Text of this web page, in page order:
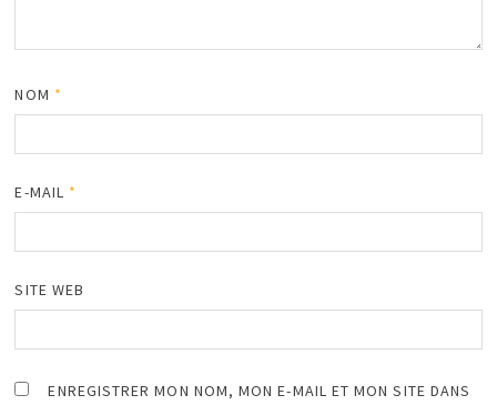
NOM *
E-MAIL *
SITE WEB
ENREGISTRER MON NOM, MON E-MAIL ET MON SITE DANS